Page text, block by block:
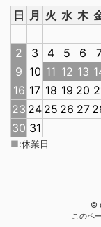
日 月 火 水 木
2
3 4 5 6
9 10 11 12 13
16 17 18 19 20
23 24 25 26 27
30 31
■:休業日
©
このペ